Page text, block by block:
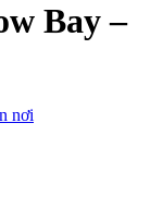
Bay –
nơi